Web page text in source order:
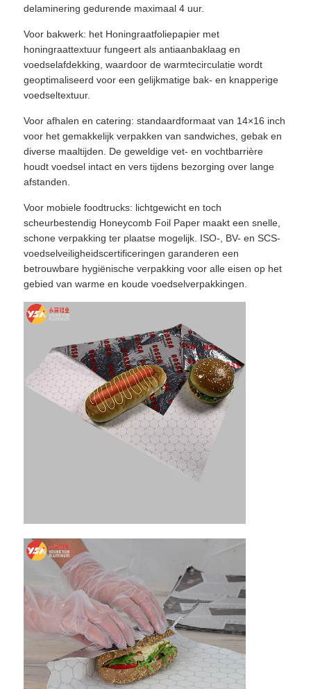
delaminering gedurende maximaal 4 uur.
Voor bakwerk: het Honingraatfoliepapier met
honingraattextuur fungeert als antiaanbaklaag en
voedselafdekking, waardoor de warmtecirculatie wordt
geoptimaliseerd voor een gelijkmatige bak- en knapperige
voedseltextuur.
Voor afhalen en catering: standaardformaat van 14×16 inch
voor het gemakkelijk verpakken van sandwiches, gebak en
diverse maaltijden. De geweldige vet- en vochtbarrière
houdt voedsel intact en vers tijdens bezorging over lange
afstanden.
Voor mobiele foodtrucks: lichtgewicht en toch
scheurbestendig Honeycomb Foil Paper maakt een snelle,
schone verpakking ter plaatse mogelijk. ISO-, BV- en SCS-
voedselveiligheidscertificeringen garanderen een
betrouwbare hygiënische verpakking voor alle eisen op het
gebied van warme en koude voedselverpakkingen.